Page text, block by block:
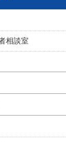
相談室